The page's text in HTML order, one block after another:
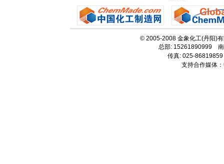
© 2005-2008 金象化工(丹阳)
总部: 15261890999
传真: 025-
支持合作媒体：